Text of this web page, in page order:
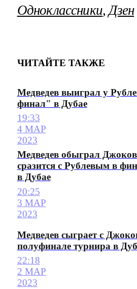
Одноклассники, Дзен
ЧИТАЙТЕ ТАКЖЕ
Медведев выиграл у
финал" в Дубае
19:33
4 МАР
2023
Медведев обыграл
сразится с Рублевым в
в Дубае
20:25
3 МАР
2023
Медведев сыграет с
полуфинале турнира в
22:18
2 МАР
2023